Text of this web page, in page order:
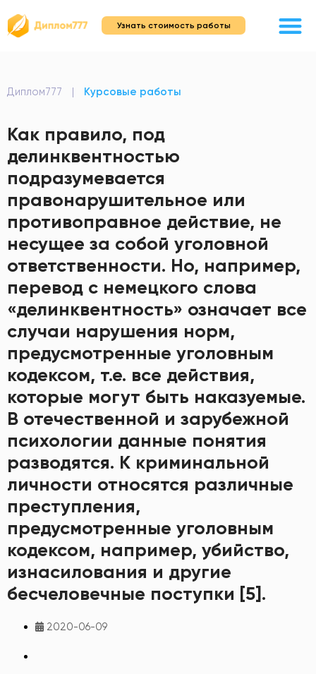
Узнать стоимость работы
Диплом777 | Курсовые работы
Как правило, под
делинквентностью
подразумевается
правонарушительное или
противоправное действие, не
несущее за собой уголовной
ответственности. Но, например,
перевод с немецкого слова
«делинквентность» означает все
случаи нарушения норм,
предусмотренные уголовным
кодексом, т.е. все действия,
которые могут быть наказуемые.
В отечественной и зарубежной
психологии данные понятия
разводятся. К криминальной
личности относятся различные
преступления,
предусмотренные уголовным
кодексом, например, убийство,
изнасилования и другие
бесчеловечные поступки [5].
2020-06-09